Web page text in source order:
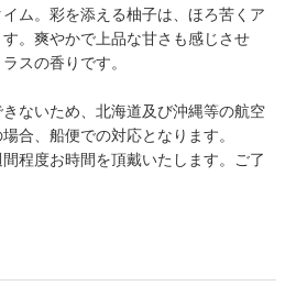
ム。彩を添える柚子は、ほろ苦くア
。爽やかで上品な甘さも感じさせ
スの香りです。
ないため、北海道及び沖縄等の航空
合、船便での対応となります。
程度お時間を頂戴いたします。ご了